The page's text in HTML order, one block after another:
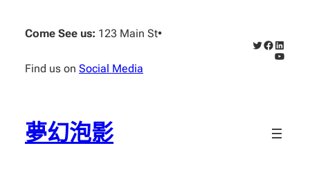
Come See us: 123 Main St•
Find us on Social Media
X Facebook
夢幻泡影